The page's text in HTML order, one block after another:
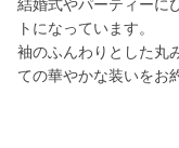
結婚式やパーティーに
トになっています。
袖のふんわりとした丸
ての華やかな装いをお